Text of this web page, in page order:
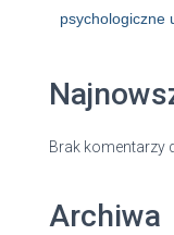
psychologiczne
Brak komentarzy
Archiwa